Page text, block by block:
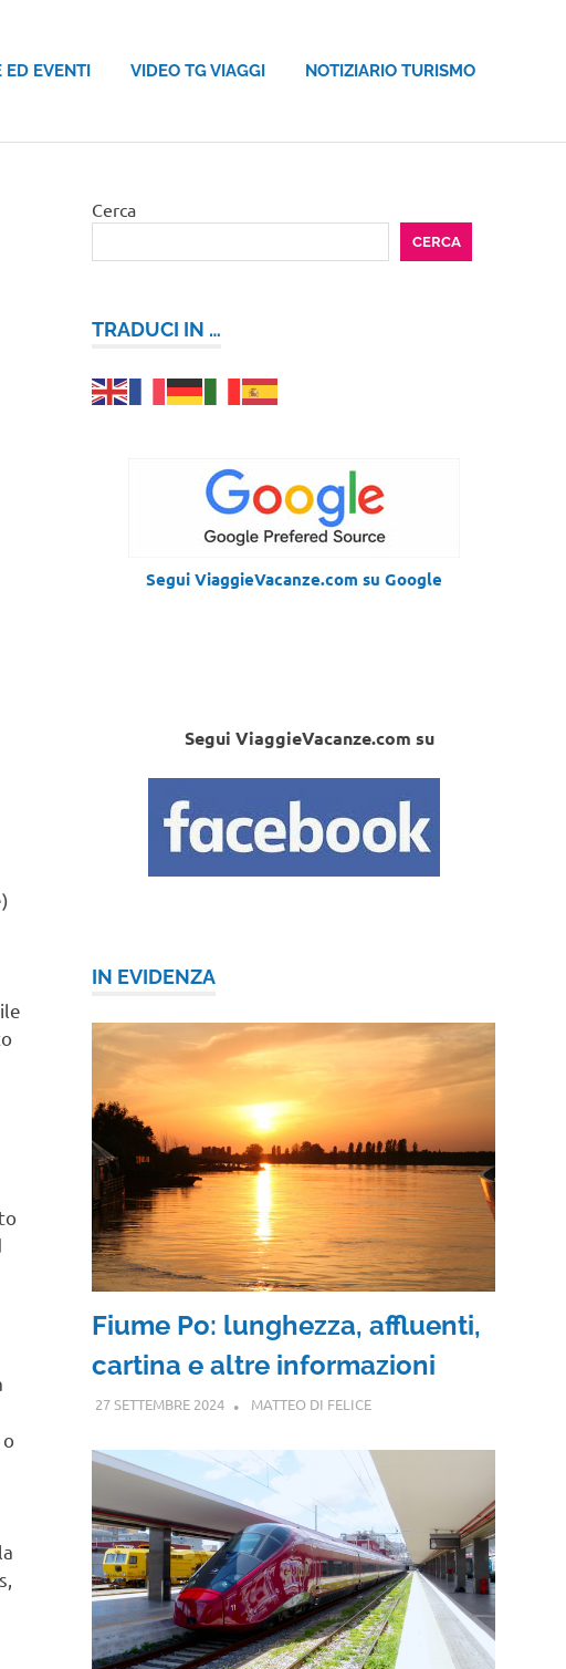
ED EVENTI VIDEO TG VIAGGI NOTIZIARIO TURISMO
Cerca
CERCA
TRADUCI IN …
Segui ViaggieVacanze.com su Google
Segui ViaggieVacanze.com su
IN EVIDENZA
Fiume Po: lunghezza, affluenti,
cartina e altre informazioni
27 SETTEMBRE 2024 MATTEO DI FELICE